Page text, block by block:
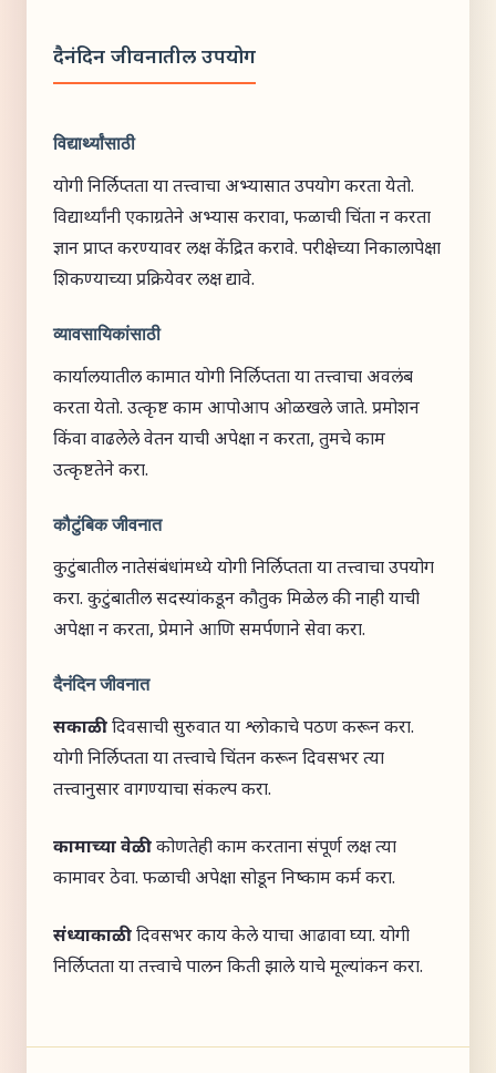
दैनंदिन जीवनातील उपयोग
विद्यार्थ्यांसाठी
योगी निर्लिप्तता या तत्त्वाचा अभ्यासात उपयोग करता येतो.
विद्यार्थ्यांनी एकाग्रतेने अभ्यास करावा, फळाची चिंता न करता
ज्ञान प्राप्त करण्यावर लक्ष केंद्रित करावे. परीक्षेच्या निकालापेक्षा
शिकण्याच्या प्रक्रियेवर लक्ष द्यावे.
व्यावसायिकांसाठी
कार्यालयातील कामात योगी निर्लिप्तता या तत्त्वाचा अवलंब
करता येतो. उत्कृष्ट काम आपोआप ओळखले जाते. प्रमोशन
किंवा वाढलेले वेतन याची अपेक्षा न करता, तुमचे काम
उत्कृष्टतेने करा.
कौटुंबिक जीवनात
कुटुंबातील नातेसंबंधांमध्ये योगी निर्लिप्तता या तत्त्वाचा उपयोग
करा. कुटुंबातील सदस्यांकडून कौतुक मिळेल की नाही याची
अपेक्षा न करता, प्रेमाने आणि समर्पणाने सेवा करा.
दैनंदिन जीवनात
सकाळी:दिवसाची सुरुवात या श्लोकाचे पठण करून करा.
योगी निर्लिप्तता या तत्त्वाचे चिंतन करून दिवसभर त्या
तत्त्वानुसार वागण्याचा संकल्प करा.
कामाच्या वेळी:कोणतेही काम करताना संपूर्ण लक्ष त्या
कामावर ठेवा. फळाची अपेक्षा सोडून निष्काम कर्म करा.
संध्याकाळी:दिवसभर काय केले याचा आढावा घ्या. योगी
निर्लिप्तता या तत्त्वाचे पालन किती झाले याचे मूल्यांकन करा.